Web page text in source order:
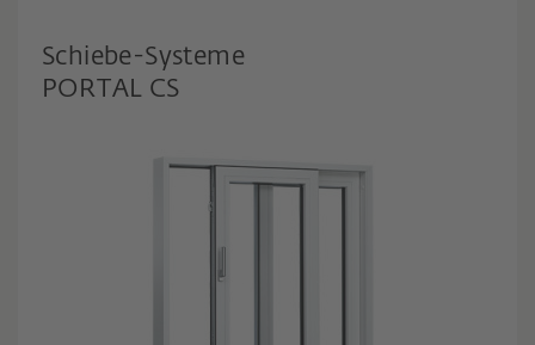
Schiebe-Systeme
PORTAL CS